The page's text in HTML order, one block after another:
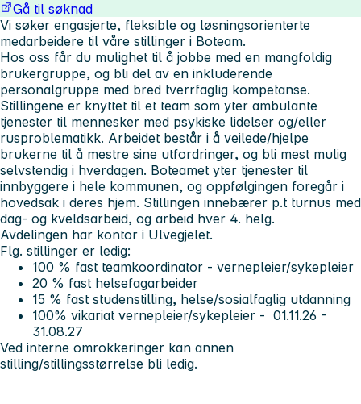
Gå til søknad
Vi søker engasjerte, fleksible og løsningsorienterte
medarbeidere til våre stillinger i Boteam.
Hos oss får du mulighet til å jobbe med en mangfoldig
brukergruppe, og bli del av en inkluderende
personalgruppe med bred tverrfaglig kompetanse.
Stillingene er knyttet til et team som yter ambulante
tjenester til mennesker med psykiske lidelser og/eller
rusproblematikk. Arbeidet består i å veilede/hjelpe
brukerne til å mestre sine utfordringer, og bli mest mulig
selvstendig i hverdagen. Boteamet yter tjenester til
innbyggere i hele kommunen, og oppfølgingen foregår i
hovedsak i deres hjem. Stillingen innebærer p.t turnus med
dag- og kveldsarbeid, og arbeid hver 4. helg.
Avdelingen har kontor i Ulvegjelet.
Flg. stillinger er ledig:
100 % fast teamkoordinator - vernepleier/sykepleier
20 % fast helsefagarbeider
15 % fast studenstilling, helse/sosialfaglig utdanning
100% vikariat vernepleier/sykepleier - 01.11.26 -
31.08.27
Ved interne omrokkeringer kan annen
stilling/stillingsstørrelse bli ledig.